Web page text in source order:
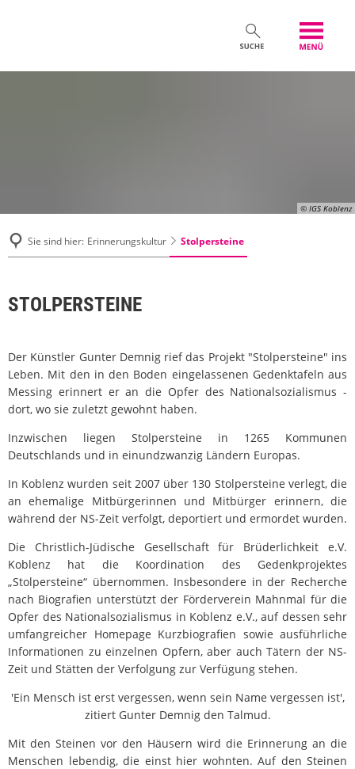
© IGS Koblenz
Sie sind hier: Erinnerungskultur Stolpersteine
STOLPERSTEINE
Der Künstler Gunter Demnig rief das Projekt "Stolpersteine" ins
Leben. Mit den in den Boden eingelassenen Gedenktafeln aus
Messing erinnert er an die Opfer des Nationalsozialismus -
dort, wo sie zuletzt gewohnt haben.
Inzwischen liegen Stolpersteine in 1265 Kommunen
Deutschlands und in einundzwanzig Ländern Europas.
In Koblenz wurden seit 2007 über 130 Stolpersteine verlegt, die
an ehemalige Mitbürgerinnen und Mitbürger erinnern, die
während der NS-Zeit verfolgt, deportiert und ermordet wurden.
Die Christlich-Jüdische Gesellschaft für Brüderlichkeit e.V.
Koblenz hat die Koordination des Gedenkprojektes
„Stolpersteine“ übernommen. Insbesondere in der Recherche
nach Biografien unterstützt der Förderverein Mahnmal für die
Opfer des Nationalsozialismus in Koblenz e.V., auf dessen sehr
umfangreicher Homepage Kurzbiografien sowie ausführliche
Informationen zu einzelnen Opfern, aber auch Tätern der NS-
Zeit und Stätten der Verfolgung zur Verfügung stehen.
'Ein Mensch ist erst vergessen, wenn sein Name vergessen ist',
zitiert Gunter Demnig den Talmud.
Mit den Steinen vor den Häusern wird die Erinnerung an die
Menschen lebendig, die einst hier wohnten. Auf den Steinen